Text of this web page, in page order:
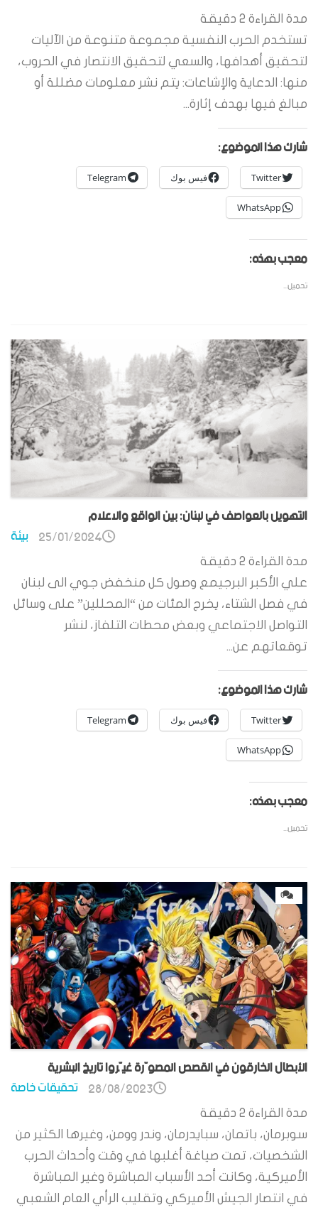
مدة القراءة 2 دقيقة
تستخدم الحرب النفسية مجموعة متنوعة من الآليات
لتحقيق أهدافها، والسعي لتحقيق الانتصار في الحروب،
منها: الدعاية والإشاعات: يتم نشر معلومات مضللة أو
مبالغ فيها بهدف إثارة...
شارك هذا الموضوع:
Twitter فيس بوك Telegram
WhatsApp
معجب بهذه:
تحميل...
التهويل بالعواصف في لبنان: بين الواقع والاعلام
بيئة 25/01/2024
مدة القراءة 2 دقيقة
علي الأكبر البرجيمع وصول كل منخفض جوي الى لبنان
في فصل الشتاء، يخرج المئات من “المحللين” على وسائل
التواصل الاجتماعي وبعض محطات التلفاز، لنشر
توقعاتهم عن...
شارك هذا الموضوع:
Twitter فيس بوك Telegram
WhatsApp
معجب بهذه:
تحميل...
0
الأبطال الخارقون في القصص المصوّرة غيّروا تاريخ البشرية
تحقيقات خاصة 28/08/2023
مدة القراءة 2 دقيقة
سوبرمان، باتمان، سبايدرمان، وندر وومن، وغيرها الكثير من
الشخصيات، تمت صياغة أغلبها في وقت وأحداث الحرب
الأميركية، وكانت أحد الأسباب المباشرة وغير المباشرة
في انتصار الجيش الأميركي وتقليب الرأي العام الشعبي